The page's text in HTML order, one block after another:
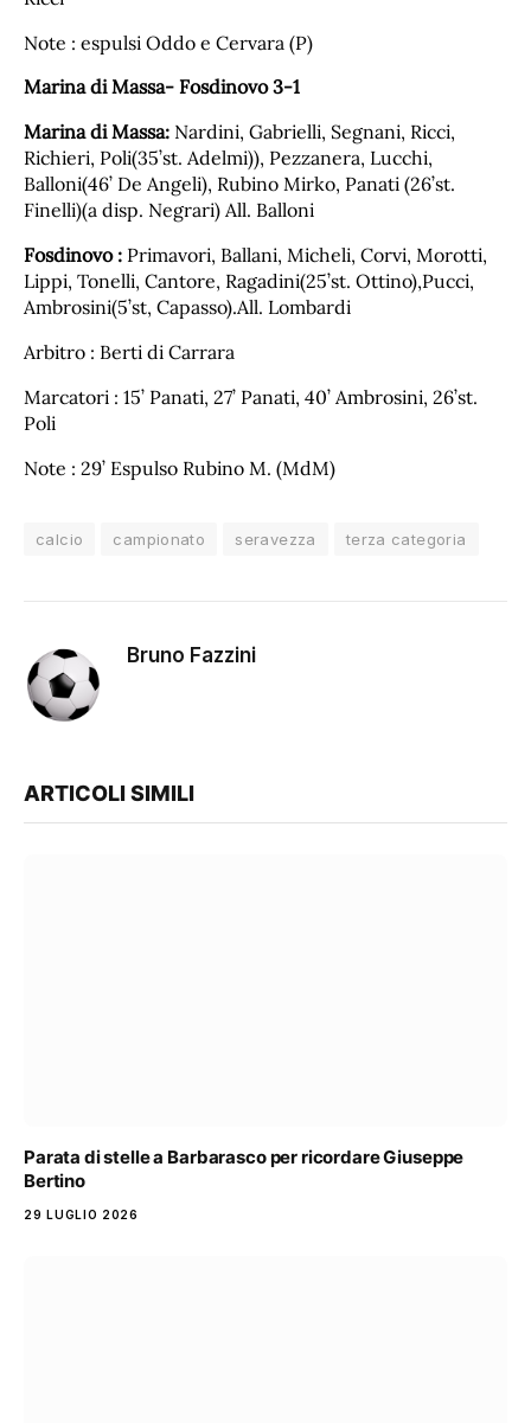
Note : espulsi Oddo e Cervara (P)
Marina di Massa- Fosdinovo 3-1
Marina di Massa: Nardini, Gabrielli, Segnani, Ricci,
Richieri, Poli(35’st. Adelmi)), Pezzanera, Lucchi,
Balloni(46’ De Angeli), Rubino Mirko, Panati (26’st.
Finelli)(a disp. Negrari) All. Balloni
Fosdinovo : Primavori, Ballani, Micheli, Corvi, Morotti,
Lippi, Tonelli, Cantore, Ragadini(25’st. Ottino),Pucci,
Ambrosini(5’st, Capasso).All. Lombardi
Arbitro : Berti di Carrara
Marcatori : 15’ Panati, 27’ Panati, 40’ Ambrosini, 26’st.
Poli
Note : 29’ Espulso Rubino M. (MdM)
calcio campionato seravezza terza categoria
Bruno Fazzini
ARTICOLI SIMILI
Parata di stelle a Barbarasco per ricordare Giuseppe
Bertino
29 LUGLIO 2026